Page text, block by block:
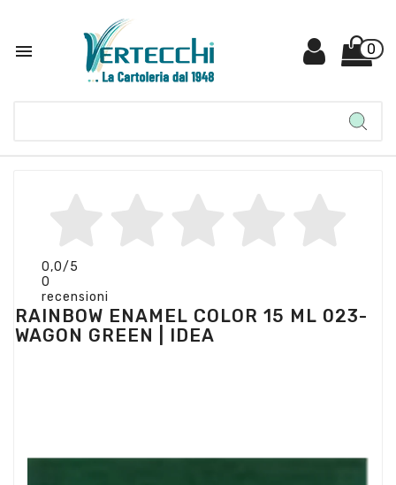
 0
0,0/5
0
recensioni
RAINBOW ENAMEL COLOR 15 ML 023-
WAGON GREEN | IDEA